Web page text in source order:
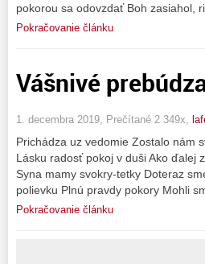
pokorou sa odovzdať Boh zasiahol,
Pokračovanie článku
Vášnivé
1. decembra 2019, Prečítané 2 349x,
Prichádza uz vedomie Zostalo nám
Lásku radosť pokoj v duši Ako
Syna mamy svokry-tetky Doteraz
polievku Plnú pravdy pokory Mohli
Pokračovanie článku